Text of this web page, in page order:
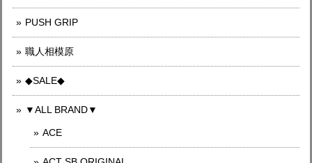
PUSH GRIP
職人相模原
◆SALE◆
▼ALL BRAND▼
ACE